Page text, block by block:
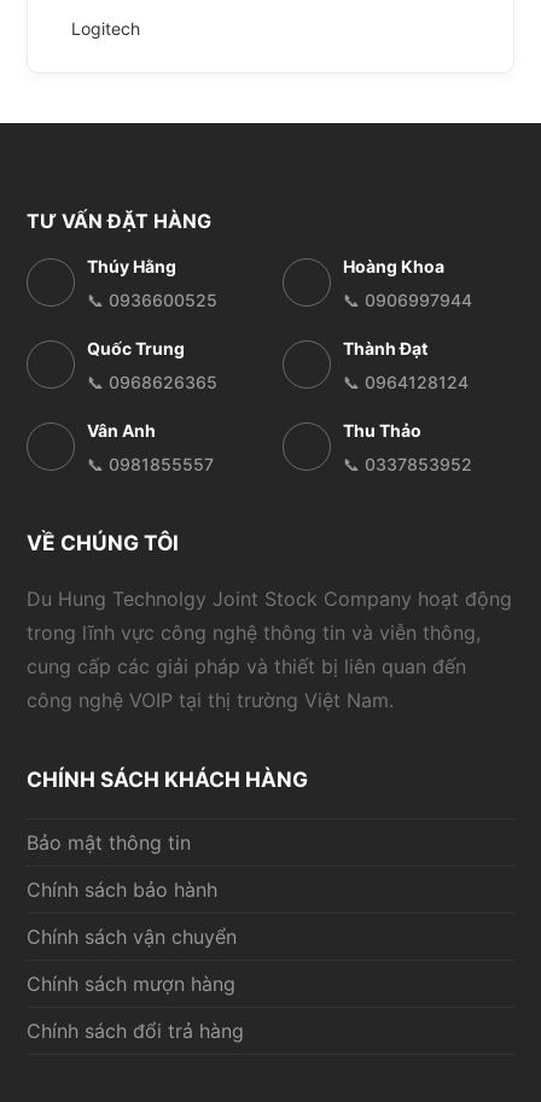
Logitech
TƯ VẤN ĐẶT HÀNG
Thúy Hằng
📞 0936600525
Hoàng Khoa
📞 0906997944
Quốc Trung
📞 0968626365
Thành Đạt
📞 0964128124
Vân Anh
📞 0981855557
Thu Thảo
📞 0337853952
VỀ CHÚNG TÔI
Du Hung Technolgy Joint Stock Company hoạt động
trong lĩnh vực công nghệ thông tin và viễn thông,
cung cấp các giải pháp và thiết bị liên quan đến
công nghệ VOIP tại thị trường Việt Nam.
CHÍNH SÁCH KHÁCH HÀNG
Bảo mật thông tin
Chính sách bảo hành
Chính sách vận chuyển
Chính sách mượn hàng
Chính sách đổi trả hàng